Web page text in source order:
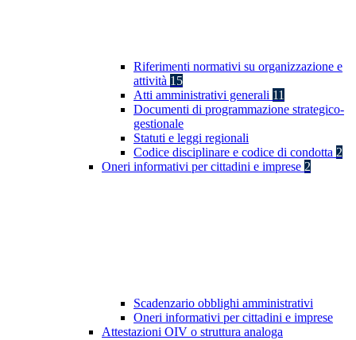
Riferimenti normativi su organizzazione e
attività 15
Atti amministrativi generali 11
Documenti di programmazione strategico-
gestionale
Statuti e leggi regionali
Codice disciplinare e codice di condotta 2
Oneri informativi per cittadini e imprese 2
Scadenzario obblighi amministrativi
Oneri informativi per cittadini e imprese
Attestazioni OIV o struttura analoga